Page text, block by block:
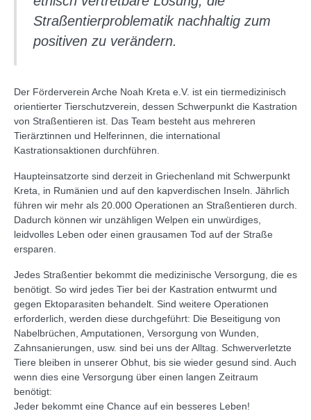
Straßentierproblematik nachhaltig zum
positiven zu verändern.
Der Förderverein Arche Noah Kreta e.V. ist ein tiermedizinisch
orientierter Tierschutzverein, dessen Schwerpunkt die Kastration
von Straßentieren ist. Das Team besteht aus mehreren
Tierärztinnen und Helferinnen, die international
Kastrationsaktionen durchführen.
Haupteinsatzorte sind derzeit in Griechenland mit Schwerpunkt
Kreta, in Rumänien und auf den kapverdischen Inseln. Jährlich
führen wir mehr als 20.000 Operationen an Straßentieren durch.
Dadurch können wir unzähligen Welpen ein unwürdiges,
leidvolles Leben oder einen grausamen Tod auf der Straße
ersparen.
Jedes Straßentier bekommt die medizinische Versorgung, die es
benötigt. So wird jedes Tier bei der Kastration entwurmt und
gegen Ektoparasiten behandelt. Sind weitere Operationen
erforderlich, werden diese durchgeführt: Die Beseitigung von
Nabelbrüchen, Amputationen, Versorgung von Wunden,
Zahnsanierungen, usw. sind bei uns der Alltag. Schwerverletzte
Tiere bleiben in unserer Obhut, bis sie wieder gesund sind. Auch
wenn dies eine Versorgung über einen langen Zeitraum
benötigt:
Jeder bekommt eine Chance auf ein besseres Leben!